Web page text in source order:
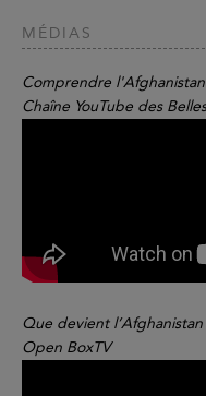
MÉDIAS
Comprendre
Chaîne YouTube des
Que devient
Open BoxTV